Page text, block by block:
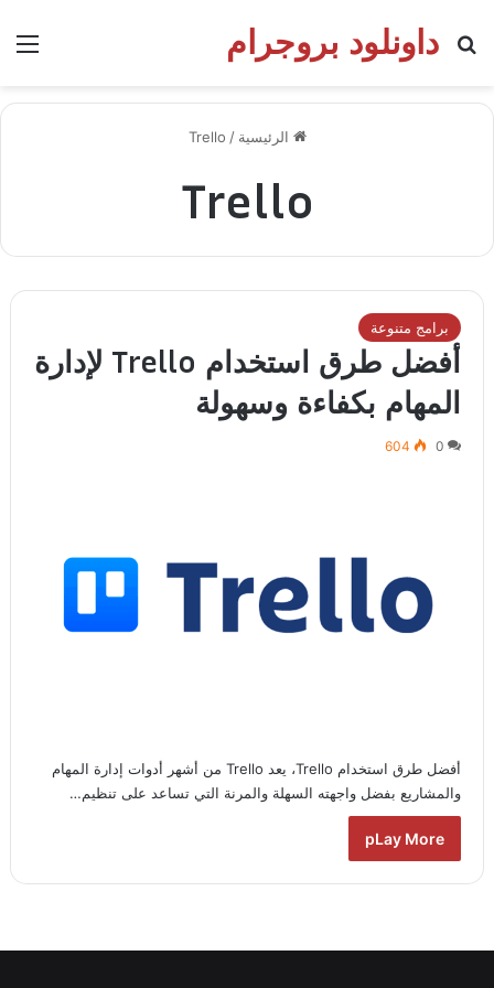
داونلود بروجرام
بحث عن
الرئيسية /
Trello
Trello
برامج متنوعة
أفضل طرق استخدام Trello لإدارة
المهام بكفاءة وسهولة
0
604
أفضل طرق استخدام Trello، يعد Trello من أشهر أدوات إدارة المهام
والمشاريع بفضل واجهته السهلة والمرنة التي تساعد على تنظيم…
pLay More